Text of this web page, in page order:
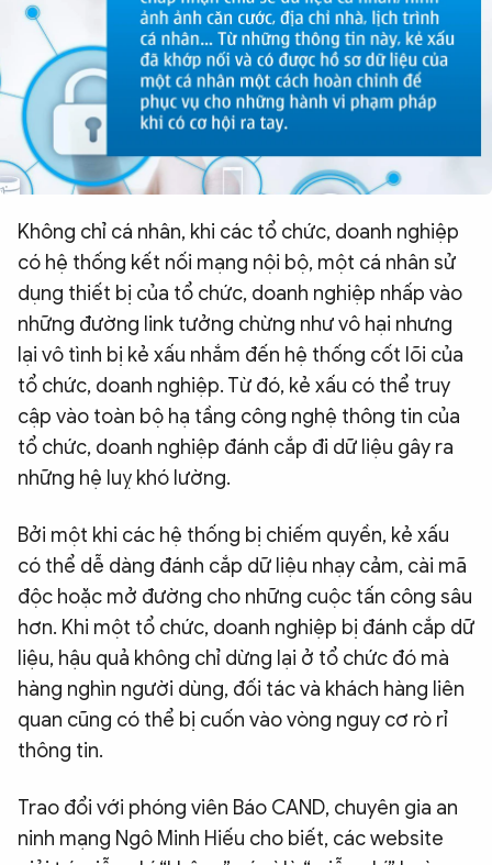
Không chỉ cá nhân, khi các tổ chức, doanh nghiệp
có hệ thống kết nối mạng nội bộ, một cá nhân sử
dụng thiết bị của tổ chức, doanh nghiệp nhấp vào
những đường link tưởng chừng như vô hại nhưng
lại vô tình bị kẻ xấu nhắm đến hệ thống cốt lõi của
tổ chức, doanh nghiệp. Từ đó, kẻ xấu có thể truy
cập vào toàn bộ hạ tầng công nghệ thông tin của
tổ chức, doanh nghiệp đánh cắp đi dữ liệu gây ra
những hệ luỵ khó lường.
Bởi một khi các hệ thống bị chiếm quyền, kẻ xấu
có thể dễ dàng đánh cắp dữ liệu nhạy cảm, cài mã
độc hoặc mở đường cho những cuộc tấn công sâu
hơn. Khi một tổ chức, doanh nghiệp bị đánh cắp dữ
liệu, hậu quả không chỉ dừng lại ở tổ chức đó mà
hàng nghìn người dùng, đối tác và khách hàng liên
quan cũng có thể bị cuốn vào vòng nguy cơ rò rỉ
thông tin.
Trao đổi với phóng viên Báo CAND, chuyên gia an
ninh mạng Ngô Minh Hiếu cho biết, các website